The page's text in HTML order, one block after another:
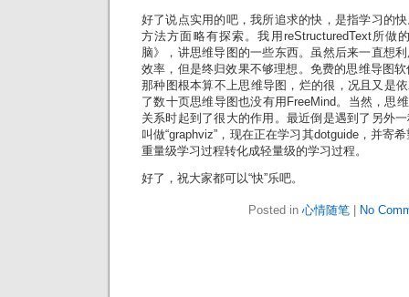
好了说点实用的吧，我所追求的快，是指学习的
方法方面略有探索。我用reStructuredText所做
脑》，讲思维导图的一些东西。虽然后来一直想
效率，但是终归效果不够理想。免费的思维导图
那种图根本算不上思维导图，烂的很，况且又是
了数十页思维导图也没有用FreeMind。当然，思
关系时起到了很大的作用。最近倒是遇到了另外
叫做“graphviz”，现在正在学习其dotguide，并寄
重量级学习过程转化成轻量级的学习过程。
好了，祝大家都可以“快”乐吧。
Posted in 心情随笔 No